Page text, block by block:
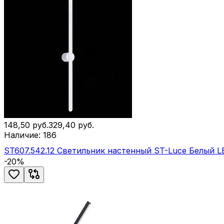
148,50 руб.329,40 руб.
Наличие: 186
ST607.542.12 Светильник настенный ST-Luce Белый
-20%